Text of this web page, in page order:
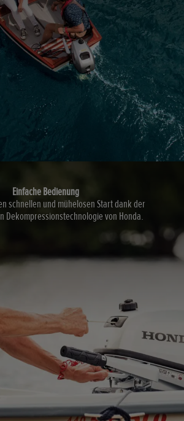
Einfache Bedienung
schnellen und mühelosen Start dank der
Dekompressionstechnologie von Honda.